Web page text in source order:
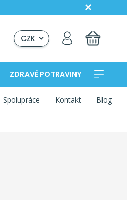
CZK
ZDRAVÉ POTRAVINY
Spolupráce Kontakt Blog